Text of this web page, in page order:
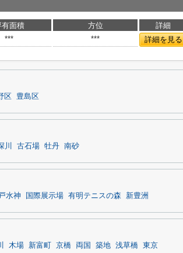
有面積 方位
詳細
*** *** 詳細を見る
区 豊島区
川 古石場 牡丹 南砂
水神 国際展示場 有明テニスの森 新豊洲
木場 新富町 京橋 両国 築地 浅草橋 東京